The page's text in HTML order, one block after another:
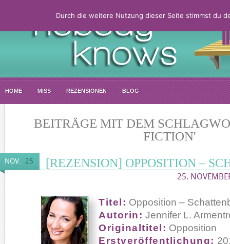
HOME MISS REZENSIONEN BLOG
BEITRÄGE MIT DEM
FICTION'
NOV. 25 [REZENSION] OPPOSITION –
25.
Titel: Opposition –
Autorin: Jennifer L.
Originaltitel: Opposition
Erstveröffentlichung:
Durch die weitere Nutzung dieser Seite stimmst du